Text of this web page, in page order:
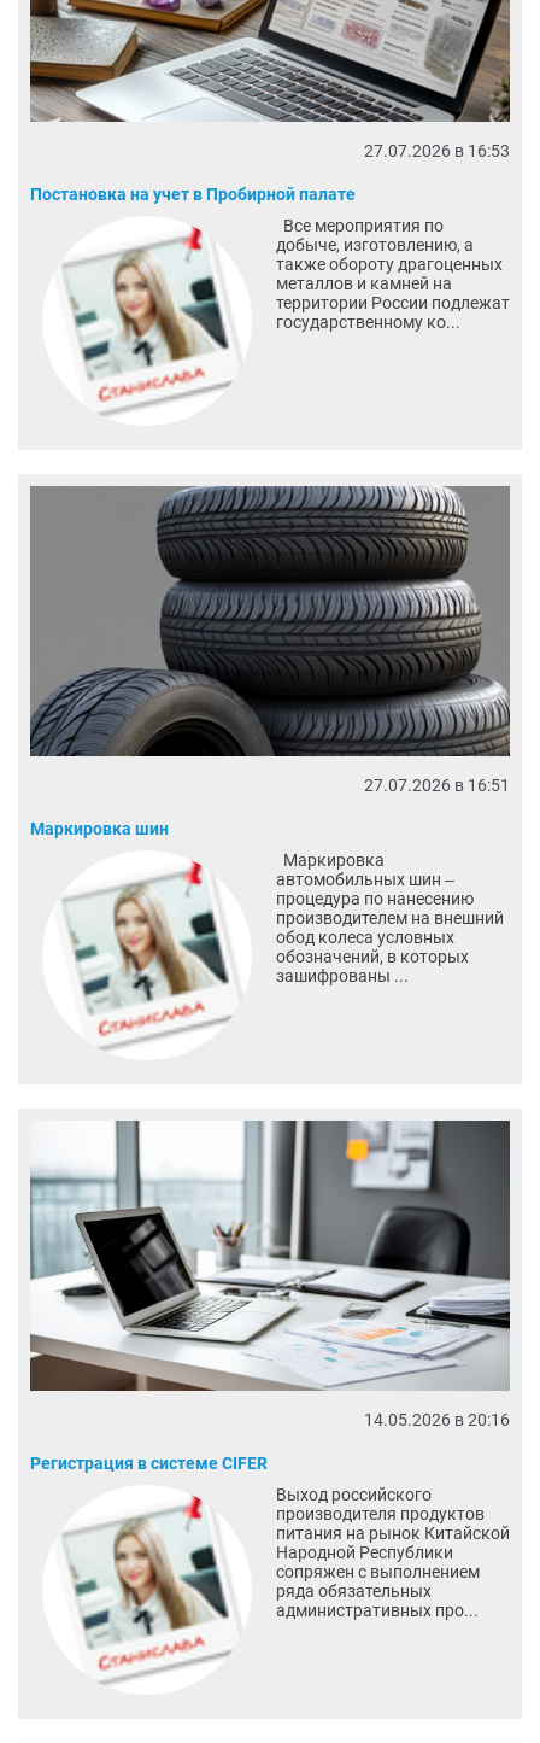
27.07.2026 в 16:53
Постановка на учет в Пробирной палате
Все мероприятия по
добыче, изготовлению, а
также обороту драгоценных
металлов и камней на
территории России подлежат
государственному ко...
27.07.2026 в 16:51
Маркировка шин
Маркировка
автомобильных шин ‒
процедура по нанесению
производителем на внешний
обод колеса условных
обозначений, в которых
зашифрованы ...
14.05.2026 в 20:16
Регистрация в системе CIFER
Выход российского
производителя продуктов
питания на рынок Китайской
Народной Республики
сопряжен с выполнением
ряда обязательных
административных про...